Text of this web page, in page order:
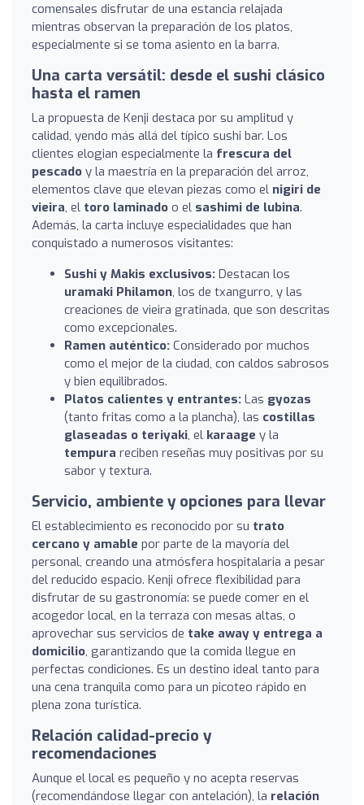
comensales disfrutar de una estancia relajada
mientras observan la preparación de los platos,
especialmente si se toma asiento en la barra.
Una carta versátil: desde el sushi clásico
hasta el ramen
La propuesta de Kenji destaca por su amplitud y
calidad, yendo más allá del típico sushi bar. Los
clientes elogian especialmente la frescura del
pescado y la maestría en la preparación del arroz,
elementos clave que elevan piezas como el nigiri de
vieira, el toro laminado o el sashimi de lubina.
Además, la carta incluye especialidades que han
conquistado a numerosos visitantes:
Sushi y Makis exclusivos: Destacan los
uramaki Philamon, los de txangurro, y las
creaciones de vieira gratinada, que son descritas
como excepcionales.
Ramen auténtico: Considerado por muchos
como el mejor de la ciudad, con caldos sabrosos
y bien equilibrados.
Platos calientes y entrantes: Las gyozas
(tanto fritas como a la plancha), las costillas
glaseadas o teriyaki, el karaage y la
tempura reciben reseñas muy positivas por su
sabor y textura.
Servicio, ambiente y opciones para llevar
El establecimiento es reconocido por su trato
cercano y amable por parte de la mayoría del
personal, creando una atmósfera hospitalaria a pesar
del reducido espacio. Kenji ofrece flexibilidad para
disfrutar de su gastronomía: se puede comer en el
acogedor local, en la terraza con mesas altas, o
aprovechar sus servicios de take away y entrega a
domicilio, garantizando que la comida llegue en
perfectas condiciones. Es un destino ideal tanto para
una cena tranquila como para un picoteo rápido en
plena zona turística.
Relación calidad-precio y
recomendaciones
Aunque el local es pequeño y no acepta reservas
(recomendándose llegar con antelación), la relación